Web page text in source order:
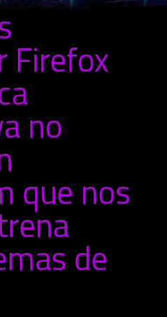
Firefox
no
que nos
de